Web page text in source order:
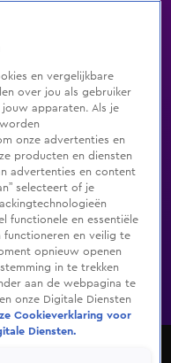
Zenders Genres
De Bondgenoten
en vergelijkbare
over jou als gebruiker
apparaten. Als je
onze advertenties en
producten en diensten
advertenties en content
selecteert of je
functionele en essentiële
en veilig te
opnieuw openen
in te trekken
aan de webpagina te
onze Digitale Diensten
Cookieverklaring voor
Diensten.